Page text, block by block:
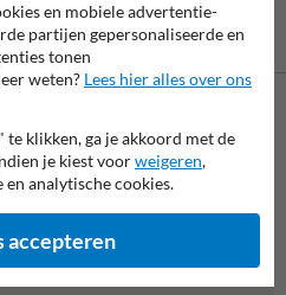
Betaling achteraf
is mogelijk
tot 17.00) te bereiken op 038-
info@trafficsupply.nlof vul het
spoedig mogelijk.
en mobiele advertentie-
partijen gepersonaliseerde en
tonen
weten? Lees hier alles over ons
klikken, ga je akkoord met de
je kiest voorweigeren,
analytische cookies.
accepteren